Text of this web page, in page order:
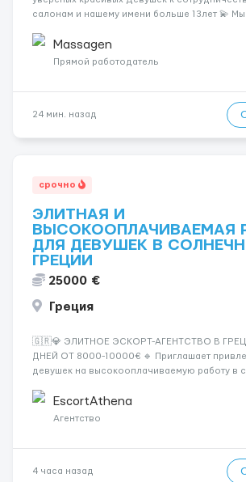
салонам и нашему имени больше 13лет 💫
заработная плата 💚Мы гарантируем Наличие
incall / Out...
Massagen
Прямой работодатель
24 мин. назад
срочно
ЭЛИТНАЯ И
ВЫСОКООПЛАЧИВАЕМАЯ
ДЛЯ ДЕВУШЕК В
ГРЕЦИИ
25000 €
Греция
🇬🇷💎 ЭЛИТНОЕ ЭСКОРТ-АГЕНТСТВО В
ДНЕЙ ОТ 8000-10000€ 🔹 Приглашает
девушек на высокооплачиваемую работу в
хорошие деньги 💶 — это предложение для
Требования: ✔️ Возраст от ...
EscortAthena
Агентство
4 часа назад